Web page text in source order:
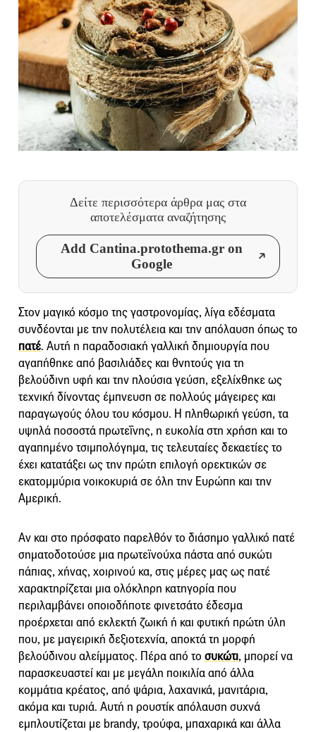
Δείτε περισσότερα άρθρα μας στα
αποτελέσματα αναζήτησης
Add Cantina.protothema.gr on
Google
Στον μαγικό κόσμο της γαστρονομίας, λίγα εδέσματα
συνδέονται με την πολυτέλεια και την απόλαυση όπως το
πατέ. Αυτή η παραδοσιακή γαλλική δημιουργία που
αγαπήθηκε από βασιλιάδες και θνητούς για τη
βελούδινη υφή και την πλούσια γεύση, εξελίχθηκε ως
τεχνική δίνοντας έμπνευση σε πολλούς μάγειρες και
παραγωγούς όλου του κόσμου. Η πληθωρική γεύση, τα
υψηλά ποσοστά πρωτεΐνης, η ευκολία στη χρήση και το
αγαπημένο τσιμπολόγημα, τις τελευταίες δεκαετίες το
έχει κατατάξει ως την πρώτη επιλογή ορεκτικών σε
εκατομμύρια νοικοκυριά σε όλη την Ευρώπη και την
Αμερική.
Αν και στο πρόσφατο παρελθόν το διάσημο γαλλικό πατέ
σηματοδοτούσε μια πρωτεϊνούχα πάστα από συκώτι
πάπιας, χήνας, χοιρινού κα, στις μέρες μας ως πατέ
χαρακτηρίζεται μια ολόκληρη κατηγορία που
περιλαμβάνει οποιοδήποτε φινετσάτο έδεσμα
προέρχεται από εκλεκτή ζωική ή και φυτική πρώτη ύλη
που, με μαγειρική δεξιοτεχνία, αποκτά τη μορφή
βελούδινου αλείμματος. Πέρα από το συκώτι, μπορεί να
παρασκευαστεί και με μεγάλη ποικιλία από άλλα
κομμάτια κρέατος, από ψάρια, λαχανικά, μανιτάρια,
ακόμα και τυριά. Αυτή η ρουστίκ απόλαυση συχνά
εμπλουτίζεται με brandy, τρούφα, μπαχαρικά και άλλα